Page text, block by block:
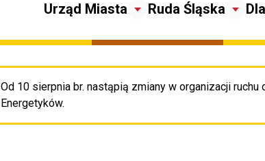
Urząd Miasta Ruda Śląska
Od 10 sierpnia br. nastąpią zmiany w organizacji ruchu
Energetyków.